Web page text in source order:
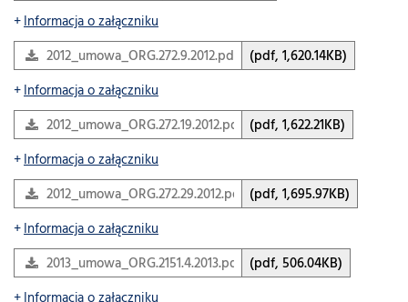
Informacja o załączniku
2012_umowa_ORG.272.9.2012.pdf
(pdf, 1,620.14KB)
Informacja o załączniku
2012_umowa_ORG.272.19.2012.pdf
(pdf, 1,622.21KB)
Informacja o załączniku
2012_umowa_ORG.272.29.2012.pdf
(pdf, 1,695.97KB)
Informacja o załączniku
2013_umowa_ORG.2151.4.2013.pdf
(pdf, 506.04KB)